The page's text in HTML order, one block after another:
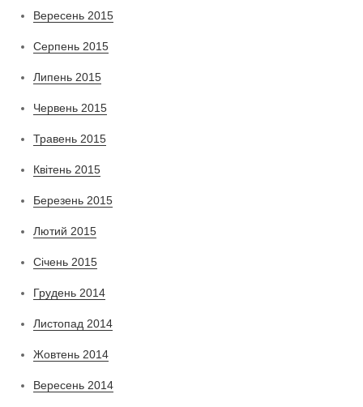
Вересень 2015
Серпень 2015
Липень 2015
Червень 2015
Травень 2015
Квітень 2015
Березень 2015
Лютий 2015
Січень 2015
Грудень 2014
Листопад 2014
Жовтень 2014
Вересень 2014